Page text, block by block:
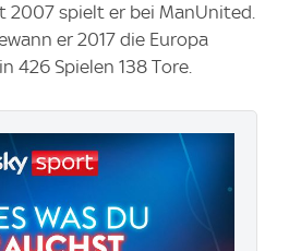
2007 spielt er bei ManUnited.
er 2017 die Europa
426 Spielen 138 Tore.